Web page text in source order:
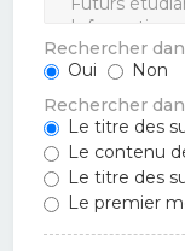
Rechercher
Oui
Non
Rechercher
Le titre des
Le contenu
Le titre des
Le premier